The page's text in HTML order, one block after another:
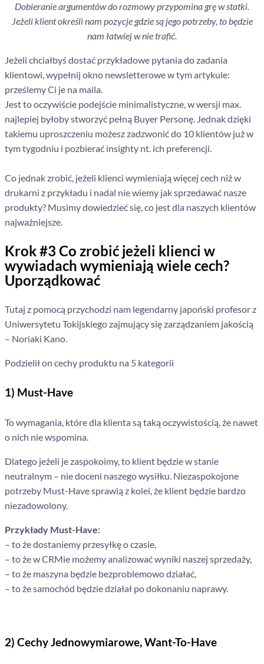
Dobieranie argumentów do rozmowy przypomina grę w statki.
Jeżeli klient określi nam pozycje gdzie są jego potrzeby, to będzie
nam łatwiej w nie trafić.
Jeżeli chciałbyś dostać przykładowe pytania do zadania
klientowi, wypełnij okno newsletterowe w tym artykule:
prześlemy Ci je na maila.
Jest to oczywiście podejście minimalistyczne, w wersji max.
najlepiej byłoby stworzyć pełną Buyer Personę. Jednak dzięki
takiemu uproszczeniu możesz zadzwonić do 10 klientów już w
tym tygodniu i pozbierać insighty nt. ich preferencji.
Co jednak zrobić, jeżeli klienci wymieniają więcej cech niż w
drukarni z przykładu i nadal nie wiemy jak sprzedawać nasze
produkty? Musimy dowiedzieć się, co jest dla naszych klientów
najważniejsze.
Krok #3 Co zrobić jeżeli klienci w
wywiadach wymieniają wiele cech?
Uporządkować
Tutaj z pomocą przychodzi nam legendarny japoński profesor z
Uniwersytetu Tokijskiego zajmujący się zarządzaniem jakością
– Noriaki Kano.
Podzielił on cechy produktu na 5 kategorii
1) Must-Have
To wymagania, które dla klienta są taką oczywistością, że nawet
o nich nie wspomina.
Dlatego jeżeli je zaspokoimy, to klient będzie w stanie
neutralnym – nie doceni naszego wysiłku. Niezaspokojone
potrzeby Must-Have sprawią z kolei, że klient będzie bardzo
niezadowolony.
Przykłady Must-Have:
– to że dostaniemy przesyłkę o czasie,
– to że w CRMie możemy analizować wyniki naszej sprzedaży,
– to że maszyna będzie bezproblemowo działać,
– to że samochód będzie działał po dokonaniu naprawy.
2) Cechy Jednowymiarowe, Want-To-Have